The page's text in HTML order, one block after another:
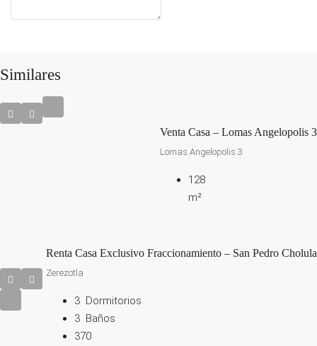
Similares
Venta Casa – Lomas Angelopolis 3
Lomas Angelopolis 3
128
m²
Renta Casa Exclusivo Fraccionamiento – San Pedro Cholula
Zerezotla
3 Dormitorios
3 Baños
370